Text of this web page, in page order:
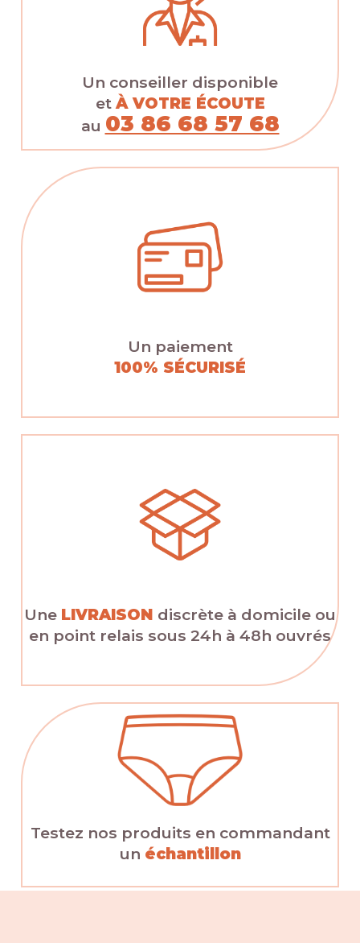
Un conseiller disponible
et À VOTRE ÉCOUTE
au 03 86 68 57 68
Un paiement
100% SÉCURISÉ
Une LIVRAISON discrète à domicile ou
en point relais sous 24h à 48h ouvrés
Testez nos produits en commandant
un échantillon